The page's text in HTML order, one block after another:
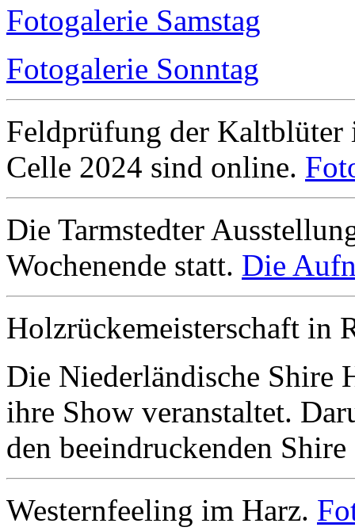
Fotogalerie Samstag
Fotogalerie Sonntag
Feldprüfung der Kaltblüter
Celle 2024 sind online.
Die Tarmstedter
Wochenende statt. Die
Holzrückemeisterschaft in
Die Niederländische Shire
ihre Show veranstaltet.
den beeindruckenden
Westernfeeling im Harz.